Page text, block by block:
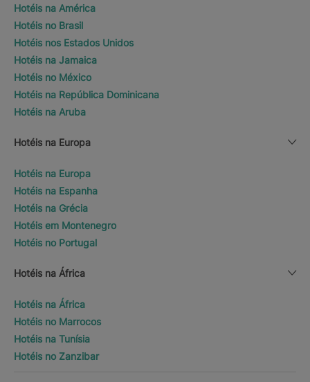
Hotéis na América
Hotéis no Brasil
Hotéis nos Estados Unidos
Hotéis na Jamaica
Hotéis no México
Hotéis na República Dominicana
Hotéis na Aruba
Hotéis na Europa
Hotéis na Europa
Hotéis na Espanha
Hotéis na Grécia
Hotéis em Montenegro
Hotéis no Portugal
Hotéis na África
Hotéis na África
Hotéis no Marrocos
Hotéis na Tunísia
Hotéis no Zanzibar